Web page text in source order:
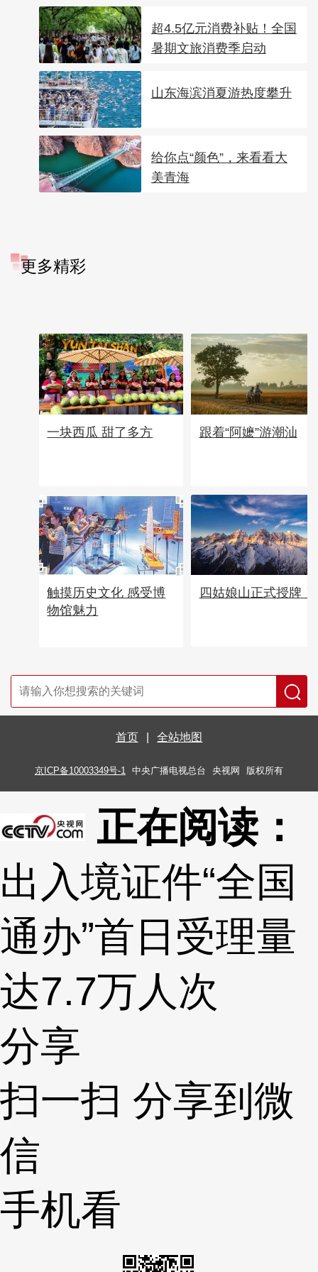
超4.5亿元消费补贴！全国
暑期文旅消费季启动
山东海滨消夏游热度攀升
给你点“颜色”，来看看大
美青海
更多精彩
一块西瓜 甜了多方 跟着“阿嬷”游潮汕
触摸历史文化 感受博
物馆魅力
四姑娘山正式授牌！
首页 全站地图
京ICP备10003349号-1 中央广播电视总台 央视网 版权所有
正在阅读：
出入境证件“全国
通办”首日受理量
达7.7万人次
分享
扫一扫 分享到微
信
手机看